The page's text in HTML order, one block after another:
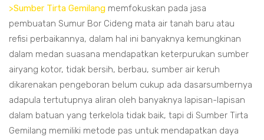
>Sumber Tirta Gemilang memfokuskan pada jasa
pembuatan Sumur Bor Cideng mata air tanah baru atau
refisi perbaikannya, dalam hal ini banyaknya kemungkinan
dalam medan suasana mendapatkan keterpurukan sumber
airyang kotor, tidak bersih, berbau, sumber air keruh
dikarenakan pengeboran belum cukup ada dasarsumbernya
adapula tertutupnya aliran oleh banyaknya lapisan-lapisan
dalam batuan yang terkelola tidak baik, tapi di Sumber Tirta
Gemilang memiliki metode pas untuk mendapatkan daya